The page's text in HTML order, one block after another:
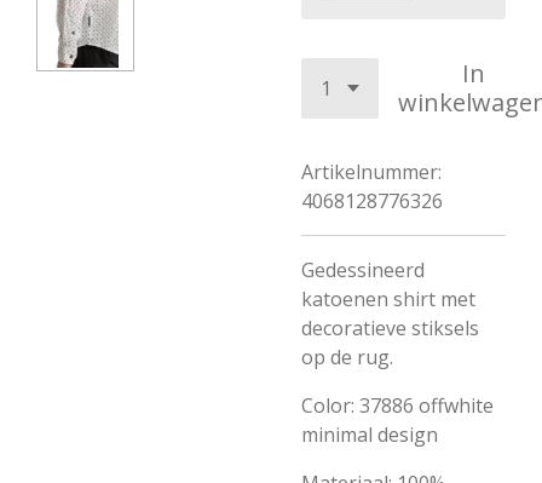
In
Artikelnummer:
4068128776326
Gedessineerd
katoenen shirt met
decoratieve stiksels
op de rug.
Color: 37886 offwhite
minimal design